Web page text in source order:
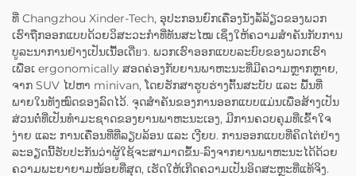
ທີ່ Changzhou Xinder-Tech, ອຸປະກອນຍົກເຄື່ອງນັ່ງລໍ້ລ້ຽວຂອງພວກ
ເຮົາຖືກອອກແບບດ້ວຍວິສະວະກຳທີ່ທັນສະໄໝ ເຊິ່ງໃຫ້ຄວາມສຳຄັນກັບການ
ບູລະນາການຢ່າງເປັນເນື້ອເດີ່ยว. ພວກເຮົາອອກແບບລະບົບຂອງພວກເຮົາ
ເພື່ອເ ergonomically ສອດຄ່ອງກັບຍານພາຫະນະທີ່ມີຄວາມຫຼາກຫຼາຍ,
ຈາກ SUV ໄປຫາ minivan, ໂດຍຮັກສາຮູບຮ່າງຕົ້ນສະບັບ ແລະ ພື້ນທີ່
ພາຍໃນທັງໝົດຂອງລົດໄວ້. ຈຸດສຳຄັນຂອງການອອກແບບແມ່ນເພື່ອສ້າງເປັນ
ສ່ວນຕໍ່ທີ່ເປັນທຳມະຊາດຂອງຍານພາຫະນະເອງ, ມີການຄວບຄຸມທີ່ເຂົ້າໃຈ
ງ່າຍ ແລະ ການເຄື່ອນທີ່ທີ່ລຽບລ້ອນ ແລະ ເງີຍບ. ການອອກແບບທີ່ຄິດໄຕ່ຢ່າງ
ລະອຽດນີ້ຮັບປະກັນວ່າຜູ້ໃຊ້ຈະສາມາດຂຶ້ນ-ລົງຈາກຍານພາຫະນະໄດ້ດ້ວຍ
ຄວາມພະຍາຍາມໜ້ອຍທີ່ສຸດ, ເຮັດໃຫ້ເກີດຄວາມເປັນອິດສະຫຼະທີ່ແທ້ຈິງ.